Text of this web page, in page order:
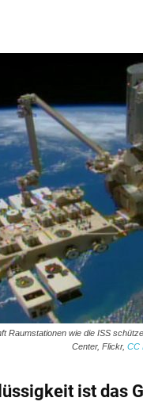
Raumstationen wie die ISS
Center, Flickr, CC
ist das